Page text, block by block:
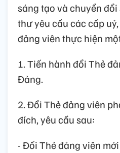
sáng tạo và chuyển
thư yêu cầu các cấp
đảng viên thực hiện
1. Tiến hành đổi Thẻ
Đảng.
2. Đổi Thẻ đảng viên
đích, yêu cầu sau:
- Đổi Thẻ đảng viên